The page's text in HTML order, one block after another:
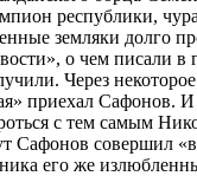
республики,
земляки долго
о чем писали в
Через
приехал Сафонов.
с тем самым
Сафонов совершил
его же